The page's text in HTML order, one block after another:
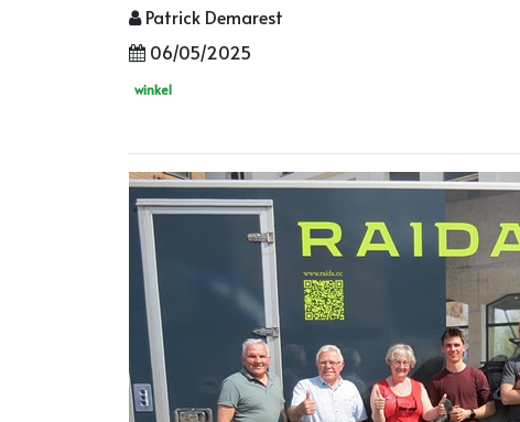
Patrick Demarest
06/05/2025
winkel